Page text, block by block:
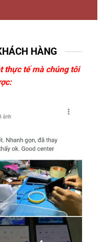
HÀNG
thực tế mà chúng tôi